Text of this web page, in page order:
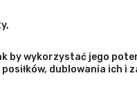
by wykorzystać jego
dublowania ich i